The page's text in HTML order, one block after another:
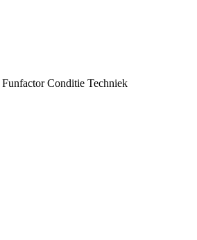
Funfactor Conditie Techniek